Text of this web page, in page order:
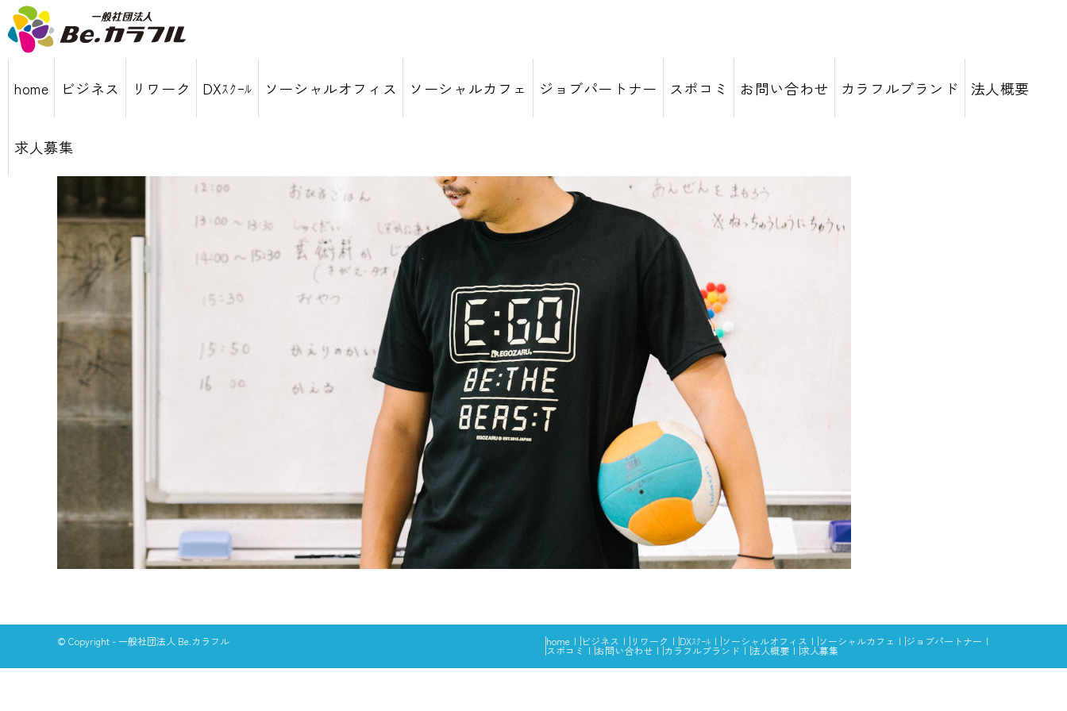
home ビジネス リワーク DXｽｸｰﾙ ソーシャルオフィス ソーシャルカフェ ジョブパートナー スポコミ お問い合わせ カラフルブランド 法人概要
求人募集
home ビジネス リワーク DXｽｸｰﾙ ソーシャルオフィス ソーシャルカフェ ジョブパートナー
スポコミ お問い合わせ カラフルブランド 法人概要 求人募集
© Copyright - 一般社団法人 Be.カラフル